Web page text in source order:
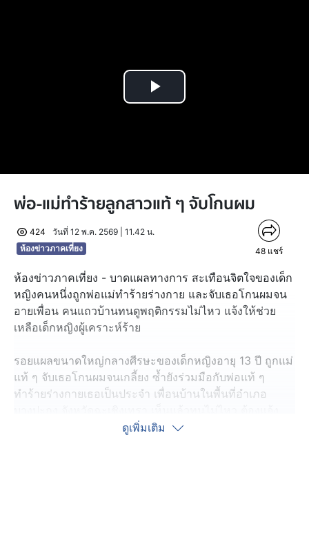
Play
พ่อ-แม่ทำร้ายลูกสาวแท้ ๆ จับโกนผม
424
วันที่ 12 พ.ค. 2569 | 11.42 น.
ห้องข่าวภาคเที่ยง
48 แชร์
ห้องข่าวภาคเที่ยง - บาดแผลทางการ สะเทือนจิตใจของเด็ก
หญิงคนหนึ่งถูกพ่อแม่ทำร้ายร่างกาย และจับเธอโกนผมจน
อายเพื่อน คนแถวบ้านทนดูพฤติกรรมไม่ไหว แจ้งให้ช่วย
เหลือเด็กหญิงผู้เคราะห์ร้าย
รอยแผลขนาดใหญ่กลางศีรษะของเด็กหญิงอายุ 13 ปี ถูกแม่
แท้ ๆ จับเธอโกนผมจนเกลี้ยง ซ้ำยังร่วมมือกับพ่อแท้ ๆ
ทำร้ายร่างกายเธอเป็นประจำ เพื่อนบ้านในพื้นที่อำเภอ
มูลนิธิเป็นหนึ่งให้เข้าช่วยเหลือ
ดูเพิ่มเติม